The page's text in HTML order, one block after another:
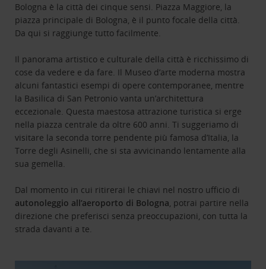
Bologna è la città dei cinque sensi. Piazza Maggiore, la
piazza principale di Bologna, è il punto focale della città.
Da qui si raggiunge tutto facilmente.
Il panorama artistico e culturale della città è ricchissimo di
cose da vedere e da fare. Il Museo d’arte moderna mostra
alcuni fantastici esempi di opere contemporanee, mentre
la Basilica di San Petronio vanta un’architettura
eccezionale. Questa maestosa attrazione turistica si erge
nella piazza centrale da oltre 600 anni. Ti suggeriamo di
visitare la seconda torre pendente più famosa d’Italia, la
Torre degli Asinelli, che si sta avvicinando lentamente alla
sua gemella.
Dal momento in cui ritirerai le chiavi nel nostro ufficio di
autonoleggio all’aeroporto di Bologna , potrai partire nella
direzione che preferisci senza preoccupazioni, con tutta la
strada davanti a te.